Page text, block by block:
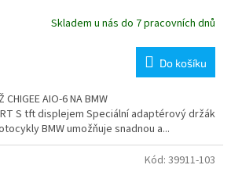
Skladem u nás do 7 pracovních dnů
Do košíku
CHIGEE AIO-6 NA BMW
S tft displejem Speciální adaptérový držák
BMW umožňuje snadnou a...
Kód: 39911-103